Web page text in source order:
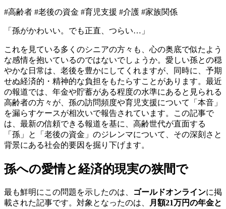
#高齢者 #老後の資金 #育児支援 #介護 #家族関係
「孫がかわいい。でも正直、つらい…」
これを見ている多くのシニアの方々も、心の奥底で似たよう
な感情を抱いているのではないでしょうか。愛しい孫との穏
やかな日常は、老後を豊かにしてくれますが、同時に、予期
せぬ経済的・精神的な負担をもたらすことがあります。最近
の報道では、年金や貯蓄がある程度の水準にあると見られる
高齢者の方々が、孫の訪問頻度や育児支援について「本音」
を漏らすケースが相次いで報告されています。この記事で
は、最新の信頼できる報道を基に、高齢世代が直面する
「孫」と「老後の資金」のジレンマについて、その深刻さと
背景にある社会的要因を掘り下げます。
孫への愛情と経済的現実の狭間で
最も鮮明にこの問題を示したのは、 ゴールドオンラインに掲
載された記事です。対象となったのは、
月額21万円の年金と